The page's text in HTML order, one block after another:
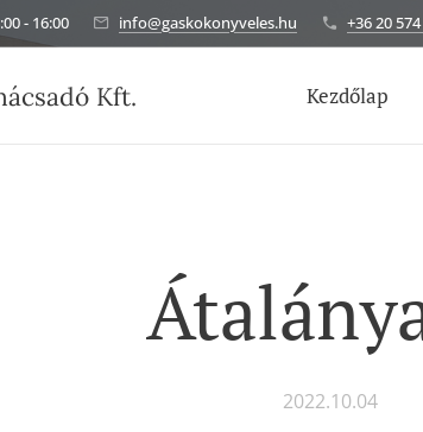
- 16:00 info@gaskokonyveles.hu +36 20
Kft. Kezdőlap
2022.10.04